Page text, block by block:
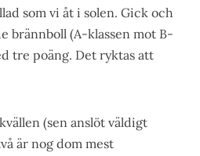
som vi åt i solen. Gick och
brännboll (A-klassen mot B-
tre poäng. Det ryktas att
(sen anslöt väldigt
är nog dom mest